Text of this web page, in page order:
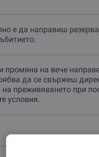
е да направиш
промяна на вече
да се свържеш
на преживяването при
условия.